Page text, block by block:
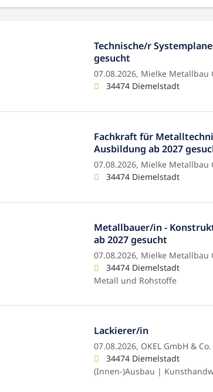
Technische/r
gesucht
07.08.2026, Mielke Metallbau
34474 Diemelstadt
Fachkraft für
Ausbildung ab 2027
07.08.2026, Mielke Metallbau
34474 Diemelstadt
Metallbauer/in -
ab 2027 gesucht
07.08.2026, Mielke Metallbau
34474 Diemelstadt
Metall und Rohstoffe
Lackierer/in
07.08.2026, OKEL GmbH & Co.
34474 Diemelstadt
(Innen-)Ausbau |